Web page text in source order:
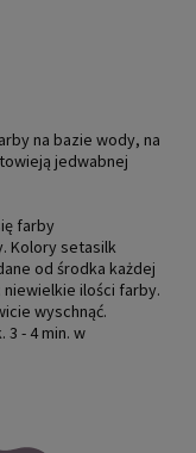
na bazie wody, na
jedwabnej
farby
Kolory setasilk
od środka każdej
ilości farby.
wyschnąć.
- 4 min. w